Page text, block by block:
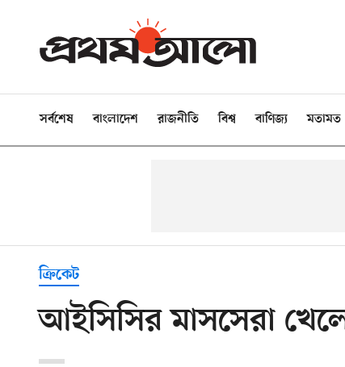
সর্বশেষ বাংলাদেশ রাজনীতি বিশ্ব বাণিজ্য মতামত
ক্রিকেট
আইসিসির মাসসেরা